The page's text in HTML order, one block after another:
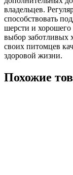
владельцев.
способствовать
шерсти и хорошего
выбор заботливых
своих питомцев
здоровой жизни.
Похожие